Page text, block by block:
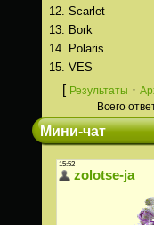
12. Scarlet
13.
Bork
14.
Polaris
15. VES
[ Результаты ·
Всего
Мини-чат